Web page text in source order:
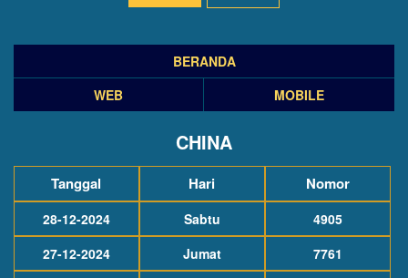
BERANDA
WEB
MOBILE
CHINA
Tanggal Hari Nomor
28-12-2024 Sabtu
4905
27-12-2024
Jumat
7761